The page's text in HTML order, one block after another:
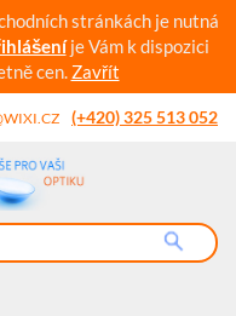
stránkách je nutná
je Vám k dispozici
cen. Zavřít
(+420) 325 513 052